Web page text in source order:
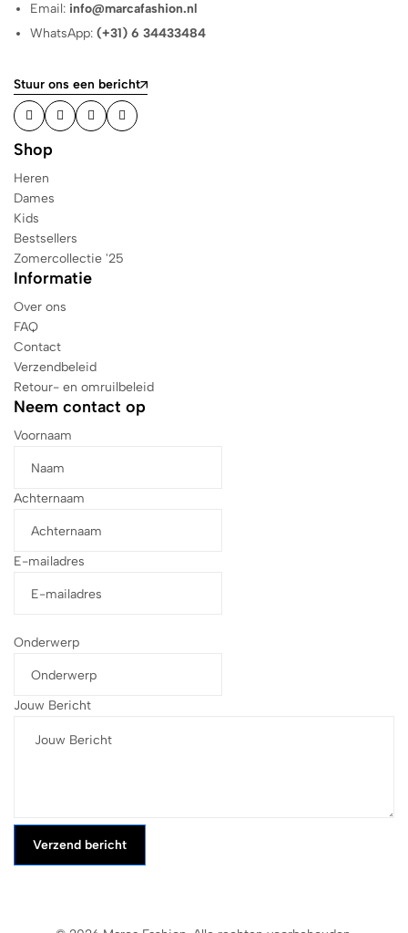
Email: info@marcafashion.nl
WhatsApp:(+31) 6 34433484
Stuur ons een bericht
Shop
Heren
Dames
Kids
Bestsellers
Zomercollectie '25
Informatie
Over ons
FAQ
Contact
Verzendbeleid
Retour- en omruilbeleid
Neem contact op
Voornaam
Achternaam
E-mailadres
Onderwerp
Jouw Bericht
Verzend bericht